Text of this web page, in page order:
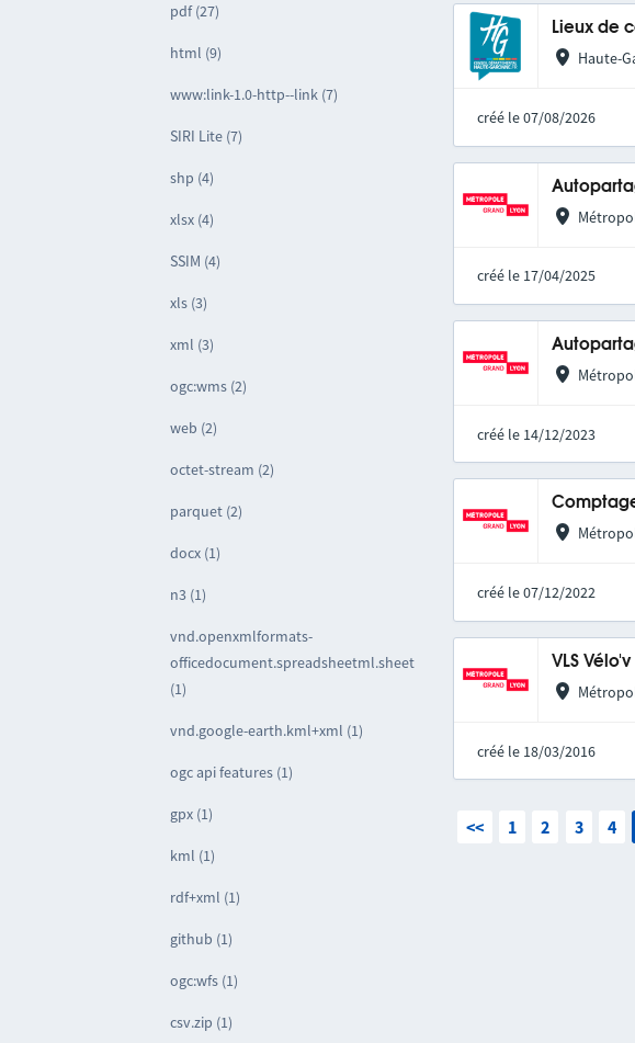
pdf (27)
html (9)
www:link-1.0-http--link (7)
SIRI Lite (7)
shp (4)
xlsx (4)
SSIM (4)
xls (3)
xml (3)
ogc:wms (2)
web (2)
octet-stream (2)
parquet (2)
docx (1)
n3 (1)
vnd.openxmlformats-
officedocument.spreadsheetml.sheet
(1)
vnd.google-earth.kml+xml (1)
ogc api features (1)
gpx (1)
kml (1)
rdf+xml (1)
github (1)
ogc:wfs (1)
csv.zip (1)
Lieux de
Haute-
créé le 07/08/2026
créé le 17/04/2025
créé le 14/12/2023
créé le 07/12/2022
VLS Vélo'v
créé le 18/03/2016
<< 1 2 3 4